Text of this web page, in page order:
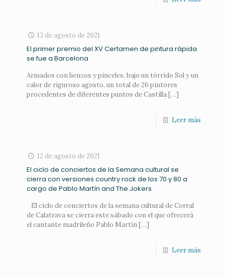
13 de agosto de 2021
El primer premio del XV Certamen de pintura rápida
se fue a Barcelona
Armados con lienzos y pinceles, bajo un tórrido Sol y un
calor de riguroso agosto, un total de 26 pintores
procedentes de diferentes puntos de Castilla[…]
Leer más
12 de agosto de 2021
El ciclo de conciertos de la Semana cultural se
cierra con versiones country rock de los 70 y 80 a
cargo de Pablo Martín and The Jokers
El ciclo de conciertos de la semana cultural de Corral
de Calatrava se cierra este sábado con el que ofrecerá
el cantante madrileño Pablo Martín[…]
Leer más